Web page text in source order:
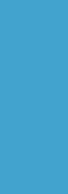
cópia e por